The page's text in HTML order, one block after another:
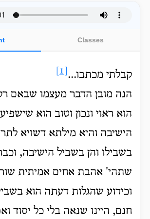
Classes
קבלתי מכתבו...
הנה מובן הדבר מעצמו שבאם
הוא ראוי ונכון וטוב הוא
הישיבה והיא מילתא דשויא
בשבילו והן בשביל הישיבה,
שתהי' אהבת אחים אמיתית
וכידוע שהגלות דעתה הוא
חנם, היינו שנאה בלי כל יסוד